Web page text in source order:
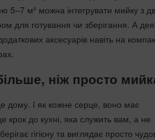
5–7 м² можна інтегрувати мийку з
для готування чи зберігання. А
аксесуарів навіть на
ніж просто
дому. І як кожне серце, воно має
до кухні, яка служить вам, а не
гігієну та виглядає просто